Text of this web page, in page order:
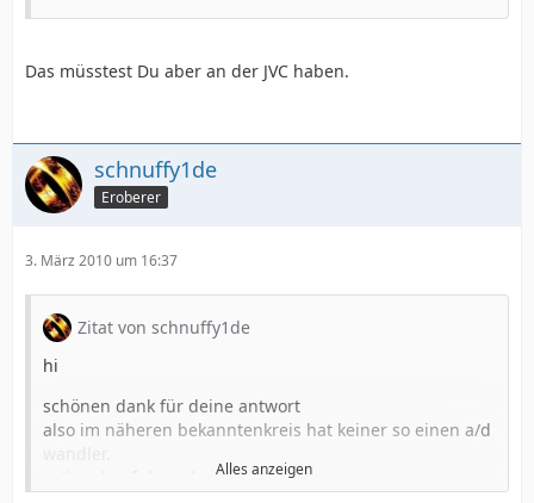
Das müsstest Du aber an der JVC haben.
schnuffy1de
Eroberer
3. März 2010 um 16:37
Zitat von schnuffy1de
hi
schönen dank für deine antwort
also im näheren bekanntenkreis hat keiner so einen a/d
evtl mal auf der arbeit fragen...
Alles anzeigen